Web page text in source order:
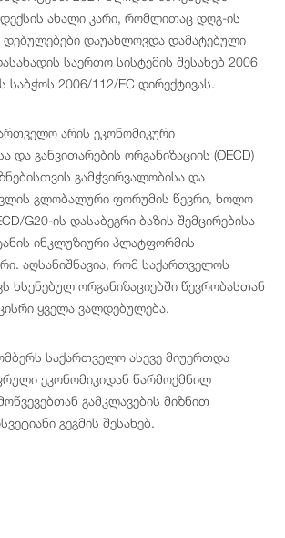
ახალი კარი, რომლითაც დღგ-ის
დაუახლოვდა დამატებული
საერთო სისტემის შესახებ 2006
საბჭოს 2006/112/EC დირექტივას.
არის ეკონომიკური
და განვითარების ორგანიზაციის (OECD)
გამჭვირვალობისა და
გლობალური ფორუმის წევრი, ხოლო
G20-ის დასაბეგრი ბაზის შემცირებისა
ინკლუზიური პლატფორმის
აღსანიშნავია, რომ საქართველოს
ხსენებულ ორგანიზაციებში წევრობასთან
ყველა ვალდებულება.
საქართველო ასევე მიუერთდა
ეკონომიკიდან წარმოქმნილ
გამკლავების მიზნით
გეგმის შესახებ.